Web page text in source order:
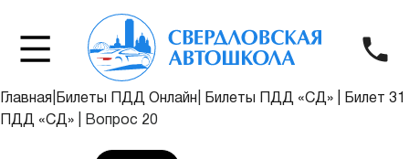
Главная Билеты ПДД Онлайн Билеты ПДД «СД»
Билет 31
ПДД «СД»
Вопрос 20